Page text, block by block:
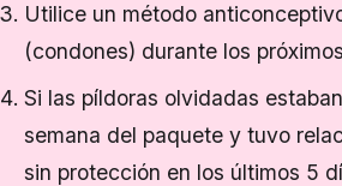
Utilice un método
(condones) durante los
Si las píldoras olvidadas
semana del paquete y tuvo
sin protección en los últimos 5